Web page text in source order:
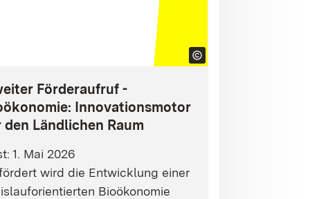
Förderaufruf -
Innovationsmotor
den Ländlichen Raum
1. Mai 2026
wird die Entwicklung einer
Bioökonomie